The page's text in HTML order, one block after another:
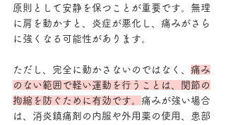
原則として安静を保つことが重要です。無理
に肩を動かすと、炎症が悪化し、痛みがさら
に強くなる可能性があります。
ただし、完全に動かさないのではなく、 痛み
のない範囲で軽い運動を行うことは、関節の
拘縮を防ぐために有効です。 痛みが強い場合
は、消炎鎮痛剤の内服や外用薬の使用、患部